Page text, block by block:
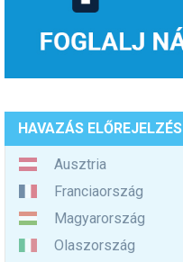
HAVAZÁS ELŐREJELZÉS
Ausztria
Franciaország
Magyarország
Olaszország